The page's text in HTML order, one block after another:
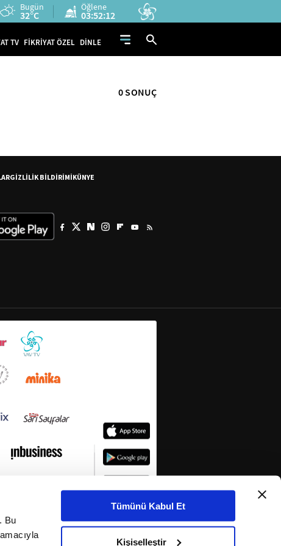
Bu
Tümünü Kabul Et
Kişiselleştir
Bugün
32°C
Öğlene
03:52:12
TV FİKRİYAT ÖZEL DİNLE
0 SONUÇ
GİZLİLİK BİLDİRİMİKÜNYE